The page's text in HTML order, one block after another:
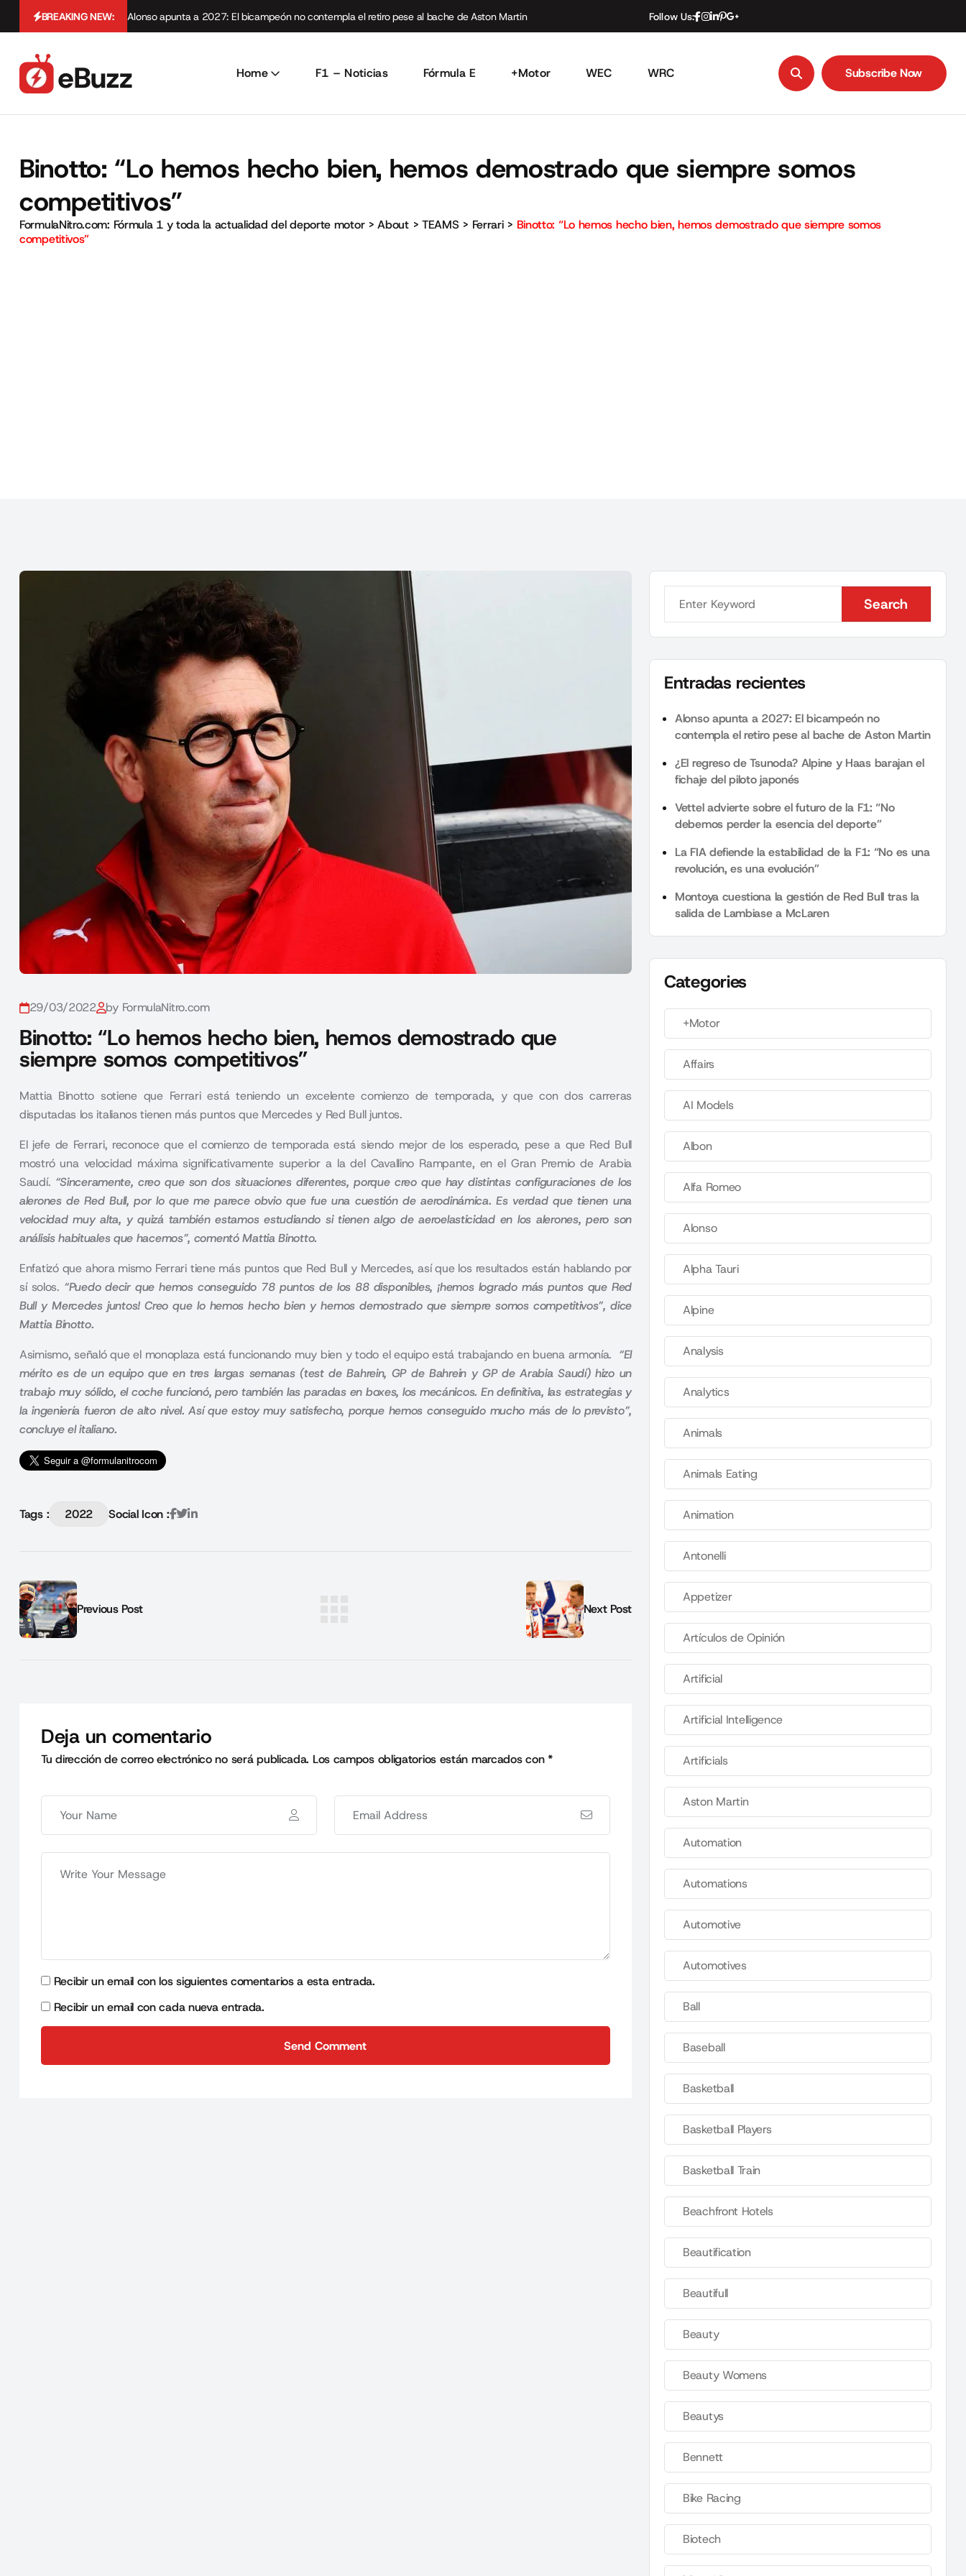
BREAKING NEW: Alonso apunta a 2027: El bicampeón no contempla el retiro pese al bache de Aston Martin Follow Us:
Home F1 – Noticias Fórmula E +Motor WEC WRC Subscribe Now
Binotto: “Lo hemos hecho bien, hemos demostrado que siempre somos
competitivos”
FormulaNitro.com: Fórmula 1 y toda la actualidad del deporte motor>About> TEAMS > Ferrari> Binotto: “Lo hemos hecho bien, hemos demostrado que siempre somos
competitivos”
29/03/2022 by FormulaNitro.com
Binotto: “Lo hemos hecho bien, hemos demostrado que
siempre somos competitivos”
Mattia Binotto sotiene que Ferrari está teniendo un excelente comienzo de temporada, y que con dos carreras
disputadas los italianos tienen más puntos que Mercedes y Red Bull juntos.
El jefe de Ferrari, reconoce que el comienzo de temporada está siendo mejor de los esperado, pese a que Red Bull
mostró una velocidad máxima significativamente superior a la del Cavallino Rampante, en el Gran Premio de Arabia
Saudí. “Sinceramente, creo que son dos situaciones diferentes, porque creo que hay distintas configuraciones de los
alerones de Red Bull, por lo que me parece obvio que fue una cuestión de aerodinámica. Es verdad que tienen una
velocidad muy alta, y quizá también estamos estudiando si tienen algo de aeroelasticidad en los alerones, pero son
análisis habituales que hacemos”, comentó Mattia Binotto.
Enfatizó que ahora mismo Ferrari tiene más puntos que Red Bull y Mercedes, así que los resultados están hablando por
sí solos. “Puedo decir que hemos conseguido 78 puntos de los 88 disponibles, ¡hemos logrado más puntos que Red
Bull y Mercedes juntos! Creo que lo hemos hecho bien y hemos demostrado que siempre somos competitivos”, dice
Mattia Binotto.
Asimismo, señaló que el monoplaza está funcionando muy bien y todo el equipo está trabajando en buena armonía. “El
mérito es de un equipo que en tres largas semanas (test de Bahrein, GP de Bahrein y GP de Arabia Saudí) hizo un
trabajo muy sólido, el coche funcionó, pero también las paradas en boxes, los mecánicos. En definitiva, las estrategias y
la ingeniería fueron de alto nivel. Así que estoy muy satisfecho, porque hemos conseguido mucho más de lo previsto”,
concluye el italiano.
Tags : 2022 Social Icon :
Previous Post Next Post
Deja un comentario
Tu dirección de correo electrónico no será publicada. Los campos obligatorios están marcados con*
Recibir un email con los siguientes comentarios a esta entrada.
Recibir un email con cada nueva entrada.
Send Comment
Search
Search
Entradas recientes
Alonso apunta a 2027: El bicampeón no
contempla el retiro pese al bache de Aston Martin
¿El regreso de Tsunoda? Alpine y Haas barajan el
fichaje del piloto japonés
Vettel advierte sobre el futuro de la F1: “No
debemos perder la esencia del deporte”
La FIA defiende la estabilidad de la F1: “No es una
revolución, es una evolución”
Montoya cuestiona la gestión de Red Bull tras la
salida de Lambiase a McLaren
Categories
+Motor
Affairs
AI Models
Albon
Alfa Romeo
Alonso
Alpha Tauri
Alpine
Analysis
Analytics
Animals
Animals Eating
Animation
Antonelli
Appetizer
Artículos de Opinión
Artificial
Artificial Intelligence
Artificials
Aston Martin
Automation
Automations
Automotive
Automotives
Ball
Baseball
Basketball
Basketball Players
Basketball Train
Beachfront Hotels
Beautification
Beautifull
Beauty
Beauty Womens
Beautys
Bennett
Bike Racing
Biotech